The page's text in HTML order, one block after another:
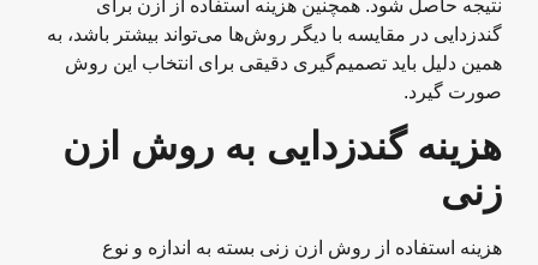
نتیجه حاصل شود. همچنین هزینه استفاده از ازن برای
گندزدایی در مقایسه با دیگر روش‌ها می‌تواند بیشتر باشد، به
همین دلیل باید تصمیم‌گیری دقیقی برای انتخاب این روش
صورت گیرد.
هزینه گندزدایی به روش ازن
زنی
هزینه استفاده از روش ازن زنی بسته به اندازه و نوع